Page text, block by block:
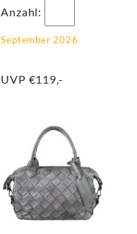
Anzahl:
September 2026
UVP €119,-